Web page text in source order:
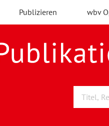
Publizieren wbv